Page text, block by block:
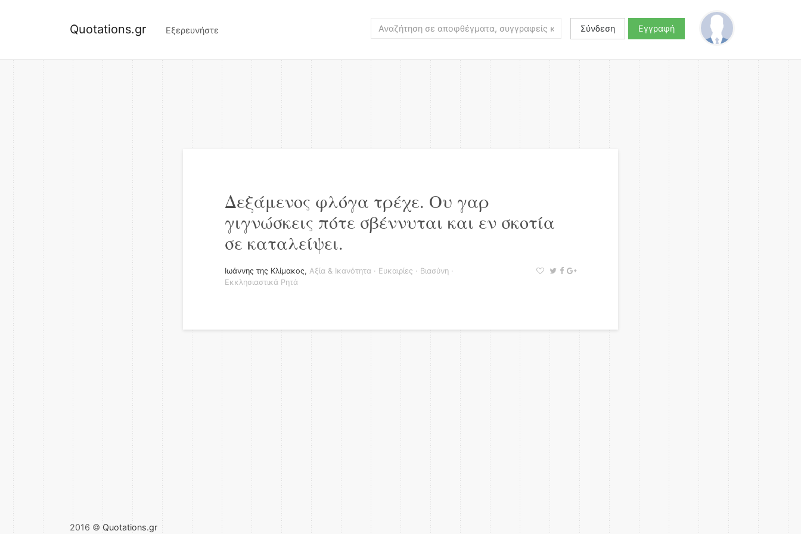
Quotations.gr Εξερευνήστε Σύνδεση Εγγραφή
Δεξάμενος φλόγα τρέχε. Ου γαρ
γιγνώσκεις πότε σβέννυται και εν σκοτία
σε καταλείψει.
Ιωάννης της Κλίμακος, Αξία & Ικανότητα · Ευκαιρίες · Βιασύνη ·
Εκκλησιαστικά Ρητά
2016 © Quotations.gr